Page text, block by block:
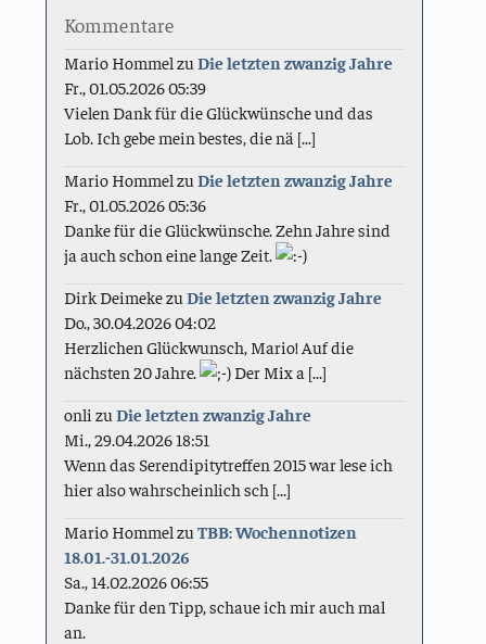
Kommentare
Mario Hommel zuDie letzten zwanzig Jahre
Fr., 01.05.2026 05:39
Vielen Dank für die Glückwünsche und das
Lob. Ich gebe mein bestes, die nä [...]
Mario Hommel zuDie letzten zwanzig Jahre
Fr., 01.05.2026 05:36
Danke für die Glückwünsche. Zehn Jahre sind
ja auch schon eine lange Zeit.
Dirk DeimekezuDie letzten zwanzig Jahre
Do., 30.04.2026 04:02
Herzlichen Glückwunsch, Mario! Auf die
nächsten 20 Jahre.
Der Mix a [...]
onli zuDie letzten zwanzig Jahre
Mi., 29.04.2026 18:51
Wenn das Serendipitytreffen 2015 war lese ich
hier also wahrscheinlich sch [...]
Mario Hommel zuTBB: Wochennotizen
18.01.-31.01.2026
Sa., 14.02.2026 06:55
Danke für den Tipp, schaue ich mir auch mal
an.